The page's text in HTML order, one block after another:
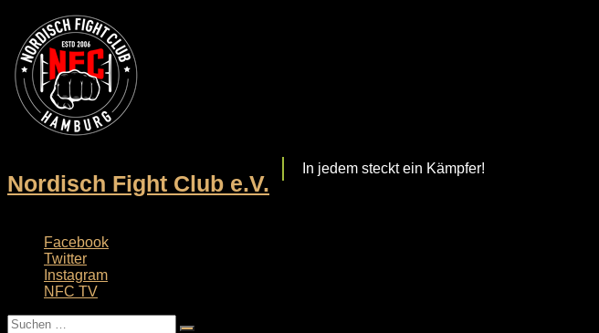
Inhalt
springen
Nordisch Fight Club e.V.
In jedem steckt ein Kämpfer!
Facebook
Twitter
Instagram
NFC TV